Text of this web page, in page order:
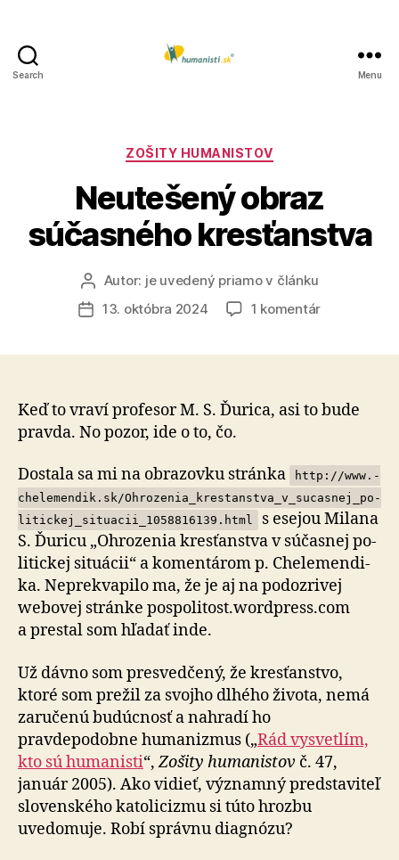
Search Menu
Kategórie
ZOŠITY HUMANISTOV
Neutešený obraz
súčasného kresťanstva
Autor
článku
Autor: je uvedený priamo v článku
Dátum
13. októbra 2024 1 komentárna
Keď to vraví profesor M. S. Ďurica, asi to bude
pravda. No pozor, ide o to, čo.
Dostala sa mi na obrazovku stránka
http://­www.­
che­le­men­dik.sk/­Ohro­ze­nia_krestanstva_v_su­cas­nej_po­
li­tickej_si­tu­a­cii_105­881­61­39.html
s esejou Milana
S. Ďuricu „Ohro­ze­nia kres­ťan­stva v sú­čas­nej po­
li­tickej si­tu­á­cii“ a ko­men­tá­rom p. Che­le­men­di­
ka. Ne­pre­kva­pi­lo ma, že je aj na po­do­zri­vej
webovej stránke pospo­li­tost.­word­press.com
a prestal som hľadať inde.
Už dávno som presvedčený, že kresťanstvo,
ktoré som prežil za svojho dlhého života, nemá
zaručenú budúcnosť a nahradí ho
pravdepodobne humanizmus („Rád vysvetlím,
kto sú humanisti“,Zošity humanistov č. 47,
január 2005). Ako vidieť, významný predstaviteľ
slovenského katolicizmu si túto hrozbu
uvedomuje. Robí správnu diagnózu?